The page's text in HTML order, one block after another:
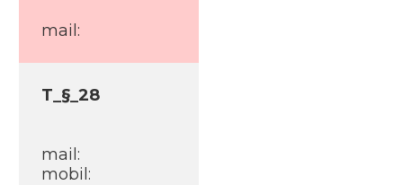
mail:
T_§_28
mail:
mobil: